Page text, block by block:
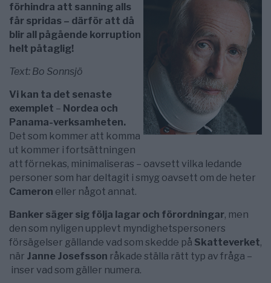
förhindra att sanning alls
får spridas – därför att då
blir all pågående korruption
helt påtaglig!
Text: Bo Sonnsjö
Vi kan ta det senaste
exemplet – Nordea och
Panama-verksamheten.
Det som kommer att komma
ut kommer i fortsättningen
att förnekas, minimaliseras – oavsett vilka ledande
personer som har deltagit i smyg oavsett om de heter
Cameron eller något annat.
Banker säger sig följa lagar och förordningar, men
den som nyligen upplevt myndighetspersoners
försägelser gällande vad som skedde på Skatteverket,
när Janne Josefsson råkade ställa rätt typ av fråga –
inser vad som gäller numera.